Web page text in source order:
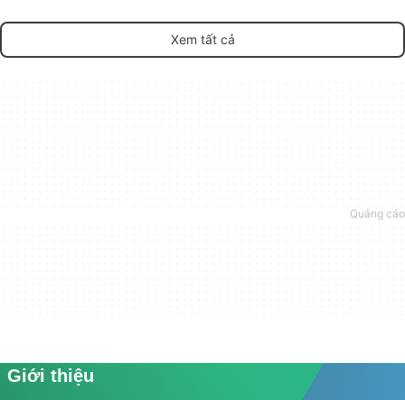
Xem tất cả
Giới thiệu